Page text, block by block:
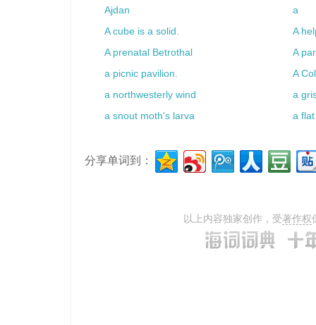
Ajdan
a
A cube is a solid.
A
A prenatal Betrothal
A
a picnic pavilion.
A
a northwesterly wind
a
a snout moth's larva
a
分享单词到：
以上内容独家创作，受著作权